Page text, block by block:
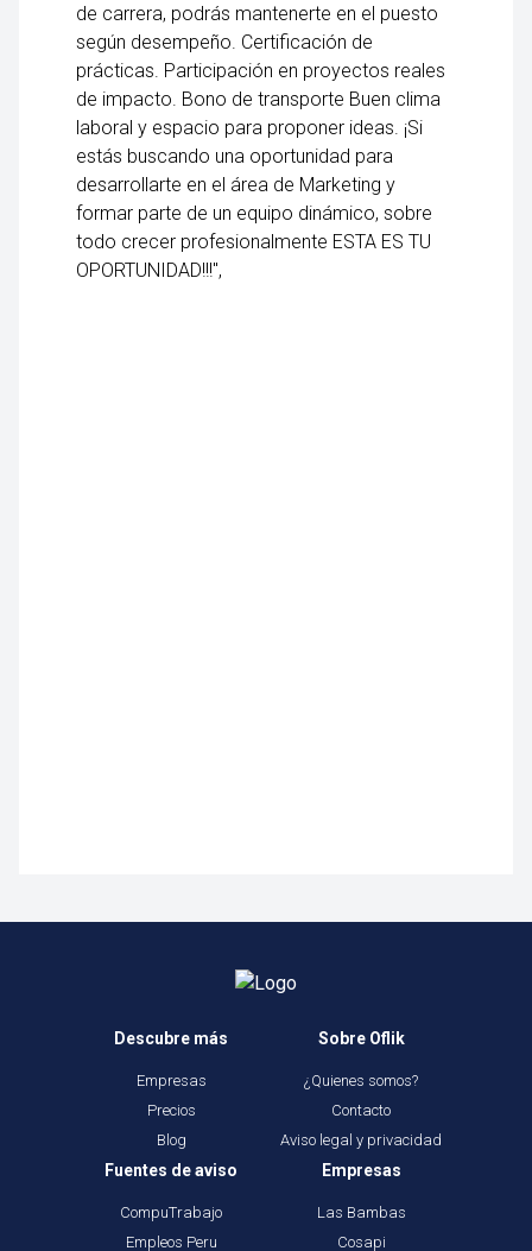
de carrera, podrás mantenerte en el puesto
según desempeño. Certificación de
prácticas. Participación en proyectos reales
de impacto. Bono de transporte Buen clima
laboral y espacio para proponer ideas. ¡Si
estás buscando una oportunidad para
desarrollarte en el área de Marketing y
formar parte de un equipo dinámico, sobre
todo crecer profesionalmente ESTA ES TU
OPORTUNIDAD!!!",
Descubre más
Empresas
Precios
Blog
Sobre Oflik
¿Quienes somos?
Contacto
Aviso legal y privacidad
Fuentes de aviso
CompuTrabajo
Empleos Peru
Empresas
Las Bambas
Cosapi